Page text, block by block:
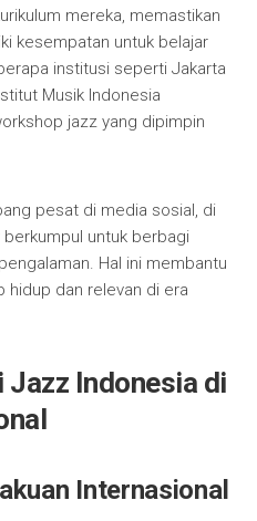
mereka, memastikan
kesempatan untuk belajar
institusi seperti Jakarta
Musik Indonesia
jazz yang dipimpin
pesat di media sosial, di
untuk berbagi
Hal ini membantu
hidup dan relevan di era
Indonesia di
Internasional